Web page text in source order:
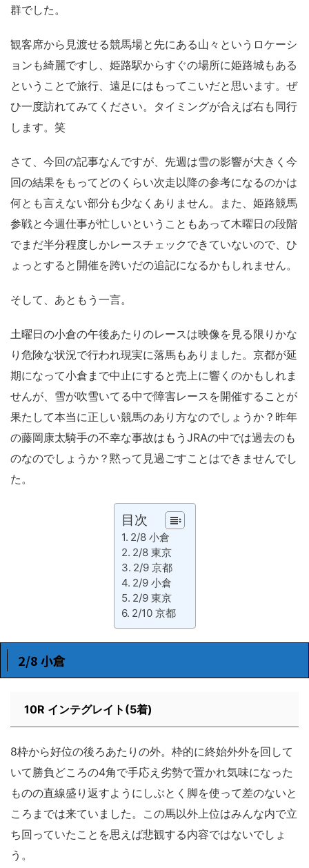
群でした。
観客席から見渡せる競馬場と先にある山々というロケーシ
ョンも綺麗ですし、姫路駅からすぐの場所に姫路城もある
ということで旅行、遠足にはもってこいだと思います。ぜ
ひ一度訪れてみてください。タイミングが合えば右も同行
します。笑
さて、今回の記事なんですが、先週は雪の影響が大きく今
回の結果をもってどのくらい次走以降の参考になるのかは
何とも言えない部分も少なくありません。また、姫路競馬
参戦と今週仕事が忙しいということもあって木曜日の段階
でまだ半分程度しかレースチェックできていないので、ひ
ょっとすると開催を跨いだの追記になるかもしれません。
そして、あともう一言。
土曜日の小倉の午後あたりのレースは映像を見る限りかな
り危険な状況で行われ現実に落馬もありました。京都が延
期になって小倉まで中止にすると売上に響くのかもしれま
せんが、雪が吹雪いてる中で障害レースを開催することが
果たして本当に正しい競馬のあり方なのでしょうか？昨年
の藤岡康太騎手の不幸な事故はもうJRAの中では過去のも
のなのでしょうか？黙って見過ごすことはできませんでし
た。
目次
2/8 小倉
2/8 東京
2/9 京都
2/9 小倉
2/9 東京
2/10 京都
2/8 小倉
10R インテグレイト(5着)
8枠から好位の後ろあたりの外。枠的に終始外外を回して
いて勝負どころの4角で手応え劣勢で置かれ気味になった
ものの直線盛り返すようにしぶとく脚を使って差のないと
ころまでは来ていました。この馬以外上位はみんな内で立
ち回っていたことを思えば悲観する内容ではないでしょ
う。